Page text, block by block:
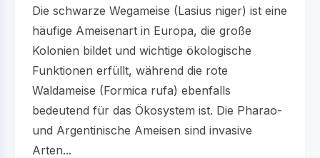
Die schwarze Wegameise (Lasius niger) ist eine
häufige Ameisenart in Europa, die große
Kolonien bildet und wichtige ökologische
Funktionen erfüllt, während die rote
Waldameise (Formica rufa) ebenfalls
bedeutend für das Ökosystem ist. Die Pharao-
und Argentinische Ameisen sind invasive
Arten...